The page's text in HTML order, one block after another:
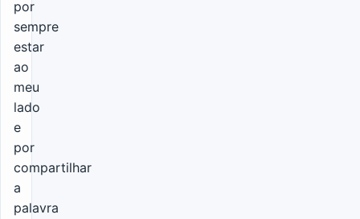
por
sempre
estar
ao
meu
lado
e
por
compartilhar
a
palavra